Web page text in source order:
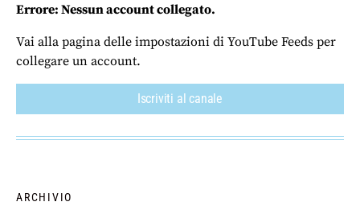
Errore: Nessun account collegato.
Vai alla pagina delle impostazioni di YouTube Feeds per
collegare un account.
Iscriviti al canale
ARCHIVIO